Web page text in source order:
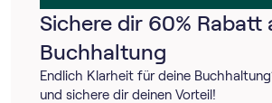
Sichere dir 60% Rabatt
Buchhaltung
Endlich Klarheit für deine
und sichere dir deinen Vorteil!